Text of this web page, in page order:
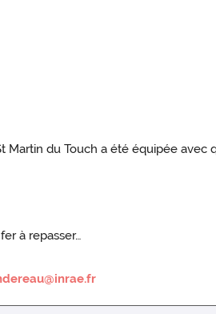
Martin du Touch a été équipée
à repasser…